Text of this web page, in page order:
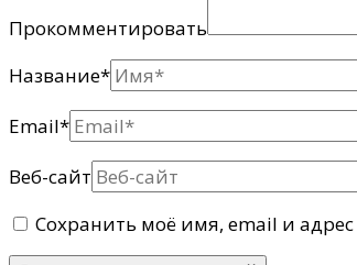
Прокомментировать
Название*
Email*
Веб-сайт
Сохранить моё имя, email и